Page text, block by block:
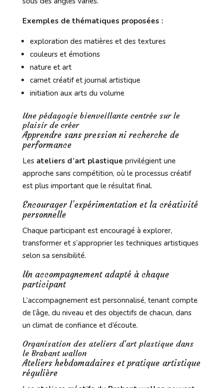
Exemples de thématiques proposées :
exploration des matières et des textures
couleurs et émotions
nature et art
carnet créatif et journal artistique
initiation aux arts du volume
Une pédagogie bienveillante centrée sur le
plaisir de créer
Apprendre sans pression ni recherche de
performance
Les ateliers d’art plastique privilégient une
approche sans compétition, où le processus créatif
est plus important que le résultat final.
Encourager l’expérimentation et la créativité
personnelle
Chaque participant est encouragé à explorer,
transformer et s’approprier les techniques artistiques
selon sa sensibilité.
Un accompagnement adapté à chaque
participant
L’accompagnement est personnalisé, tenant compte
de l’âge, du niveau et des objectifs de chacun, dans
un climat de confiance et d’écoute.
Organisation des ateliers d’art plastique dans
le Brabant wallon
Ateliers hebdomadaires et pratique artistique
régulière